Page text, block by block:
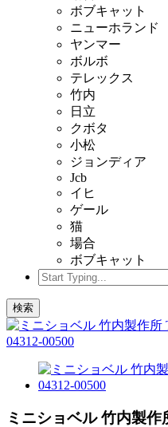
ボブキャット
ニューホランド
ヤンマー
ボルボ
テレックス
竹内
日立
クボタ
小松
ジョンディア
Jcb
イヒ
ゲール
猫
場合
ボブキャット
検索
ミニショベル 竹内製